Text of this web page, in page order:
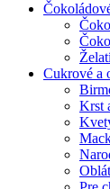
Cukrové a
Krst